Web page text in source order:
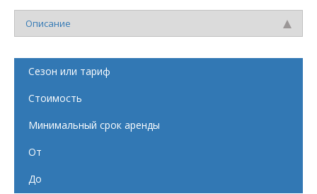
Описание
Сезон или тариф
Стоимость
Минимальный срок аренды
От
До